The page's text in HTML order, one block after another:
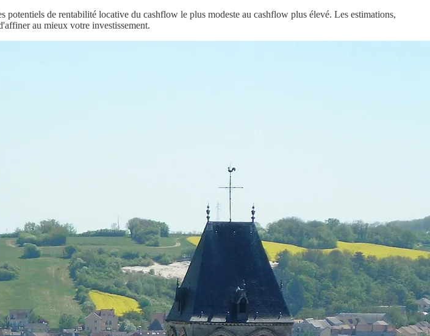
potentiels de rentabilité locative du cashflow le plus modeste au cashflow plus élevé. Les estimations,
au mieux votre investissement.